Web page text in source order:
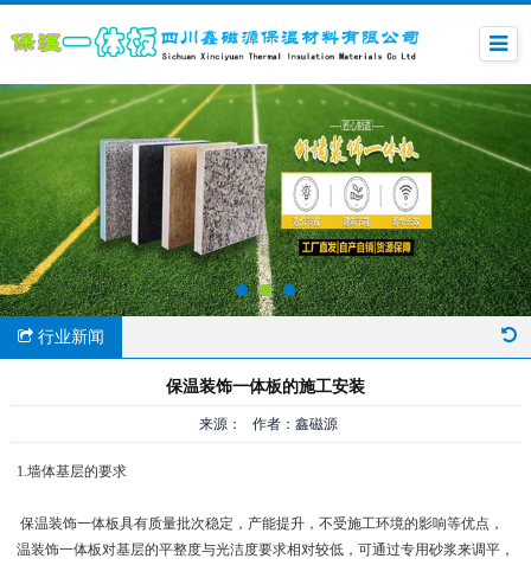
行业新闻
保温装饰一体板的施工安装
来源： 作者：鑫磁源
1.墙体基层的要求
保温装饰一体板具有质量批次稳定，产能提升，不受施工环境的影响等优点，
温装饰一体板对基层的平整度与光洁度要求相对较低，可通过专用砂浆来调平，